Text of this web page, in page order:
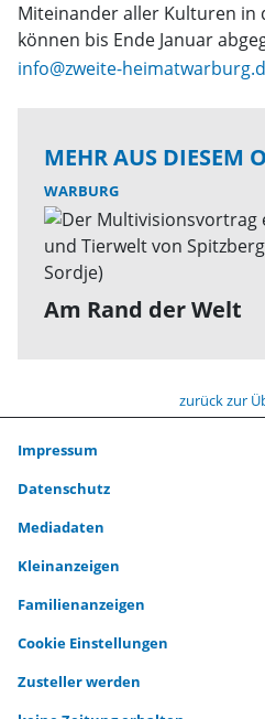
Miteinander aller Kulturen in
können bis Ende Januar
info@zweite-
MEHR AUS DIESEM
WARBURG
Am Rand der Welt
zurück zur
Impressum
Datenschutz
Mediadaten
Kleinanzeigen
Familienanzeigen
Cookie Einstellungen
Zusteller werden